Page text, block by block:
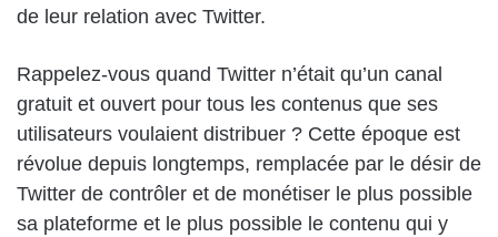
de leur relation avec Twitter.
Rappelez-vous quand Twitter n’était qu’un canal
gratuit et ouvert pour tous les contenus que ses
utilisateurs voulaient distribuer ? Cette époque est
révolue depuis longtemps, remplacée par le désir de
Twitter de contrôler et de monétiser le plus possible
sa plateforme et le plus possible le contenu qui y